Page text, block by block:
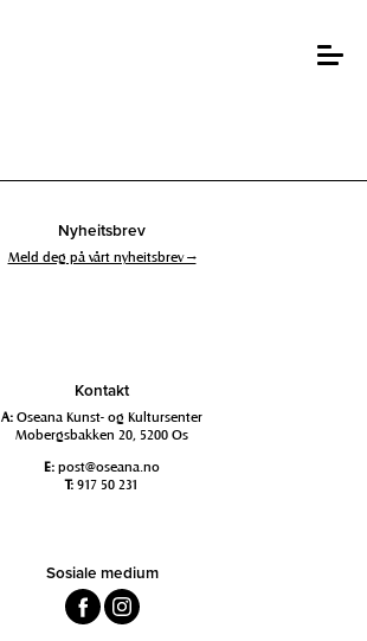
Toggle
Nyheitsbrev
Meld deg på vårt nyheitsbrev →
Kontakt
A: Oseana Kunst- og Kultursenter
Mobergsbakken 20, 5200 Os
E: post@oseana.no
T: 917 50 231
Sosiale medium